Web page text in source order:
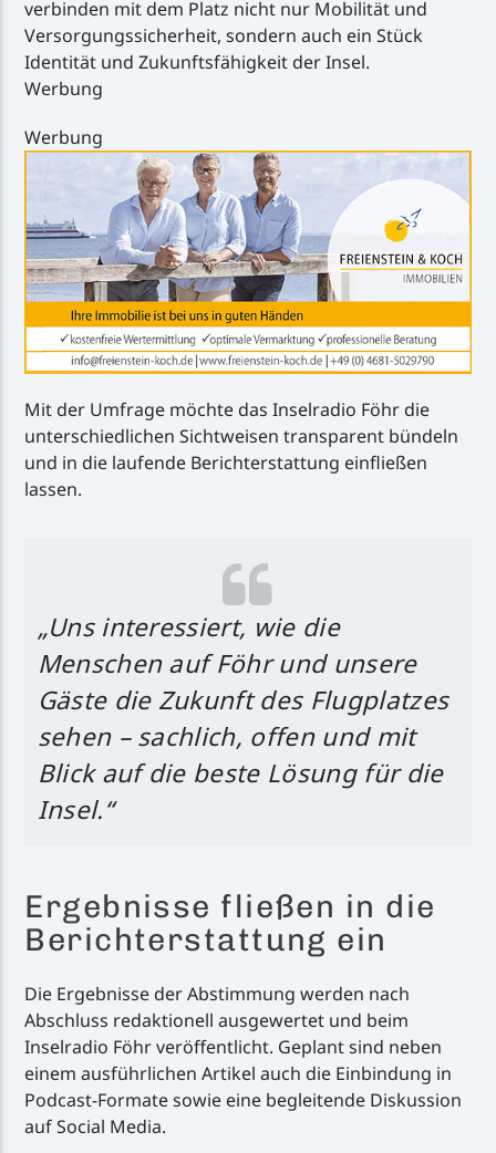
verbinden mit dem Platz nicht nur Mobilität und
Versorgungssicherheit, sondern auch ein Stück
Identität und Zukunftsfähigkeit der Insel.
Werbung
Werbung
Mit der Umfrage möchte das Inselradio Föhr die
unterschiedlichen Sichtweisen transparent bündeln
und in die laufende Berichterstattung einfließen
lassen.
„Uns interessiert, wie die
Menschen auf Föhr und unsere
Gäste die Zukunft des Flugplatzes
sehen – sachlich, offen und mit
Blick auf die beste Lösung für die
Insel.“
Ergebnisse fließen in die
Berichterstattung ein
Die Ergebnisse der Abstimmung werden nach
Abschluss redaktionell ausgewertet und beim
Inselradio Föhr veröffentlicht. Geplant sind neben
einem ausführlichen Artikel auch die Einbindung in
Podcast-Formate sowie eine begleitende Diskussion
auf Social Media.